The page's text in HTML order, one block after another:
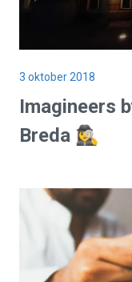
3 oktober 2018
Imagineers
Breda 🕵️‍♀️